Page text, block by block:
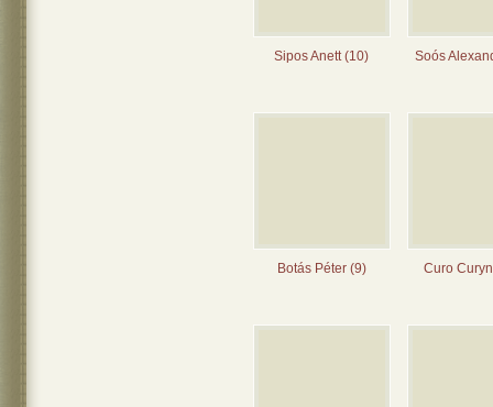
Sipos Anett (10) Soós
Botás Péter (9) Curo